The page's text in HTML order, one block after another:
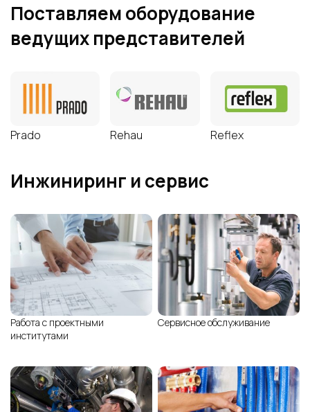
Поставляем оборудование
ведущих представителей
Prado Rehau Reflex
Инжиниринг и сервис
Работа с проектными
институтами
Сервисное обслуживание